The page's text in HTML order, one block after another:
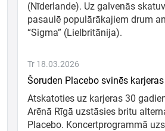
(Nīderlande). Uz galvenās
pasaulē populārākajiem drum
“Sigma” (Lielbritānija).
Tr 18.03.2026
Šoruden Placebo svinēs
Atskatoties uz karjeras 30
Arēnā Rīgā uzstāsies britu
Placebo. Koncertprogrammā